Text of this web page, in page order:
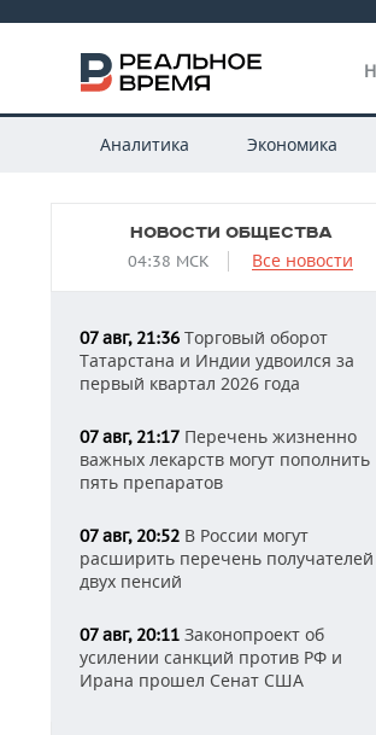
Аналитика Экономика
НОВОСТИ ОБЩЕСТВА
04:38 МСК Все новости
07 авг, 21:36 Торговый оборот
Татарстана и Индии удвоился за
первый квартал 2026 года
07 авг, 21:17 Перечень жизненно
важных лекарств могут пополнить
пять препаратов
07 авг, 20:52 В России могут
расширить перечень получателей
двух пенсий
07 авг, 20:11 Законопроект об
усилении санкций против РФ и
Ирана прошел Сенат США